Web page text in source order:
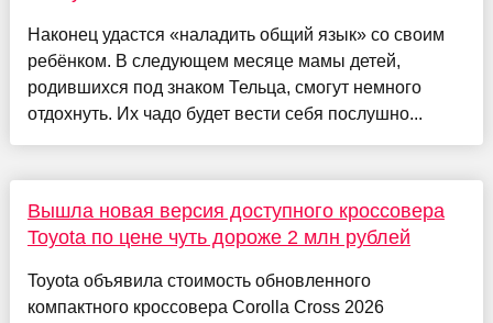
Наконец удастся «наладить общий язык» со своим
ребёнком. В следующем месяце мамы детей,
родившихся под знаком Тельца, смогут немного
отдохнуть. Их чадо будет вести себя послушно...
Вышла новая версия доступного кроссовера
Toyota по цене чуть дороже 2 млн рублей
Toyota объявила стоимость обновленного
компактного кроссовера Corolla Cross 2026